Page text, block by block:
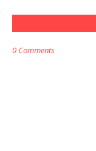
0 Comments